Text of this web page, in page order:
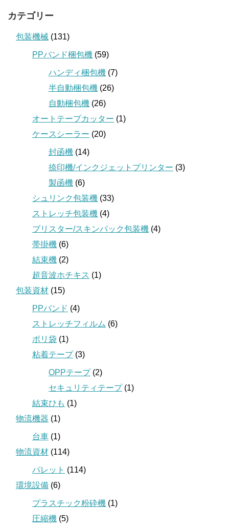
カテゴリー
包装機械 (131)
PPバンド梱包機 (59)
ハンディ梱包機 (7)
半自動梱包機 (26)
自動梱包機 (26)
オートテープカッター (1)
ケースシーラー (20)
封函機 (14)
捺印機/インクジェットプリンター (3)
製函機 (6)
シュリンク包装機 (33)
ストレッチ包装機 (4)
ブリスター/スキンパック包装機 (4)
帯掛機 (6)
結束機 (2)
超音波ホチキス (1)
包装資材 (15)
PPバンド (4)
ストレッチフィルム (6)
ポリ袋 (1)
粘着テープ(3)
OPPテープ(2)
セキュリティテープ(1)
結束ひも (1)
物流機器 (1)
台車 (1)
物流資材 (114)
パレット (114)
環境設備 (6)
プラスチック粉砕機 (1)
圧縮機 (5)